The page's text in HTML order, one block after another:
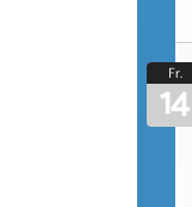
Fr.
14